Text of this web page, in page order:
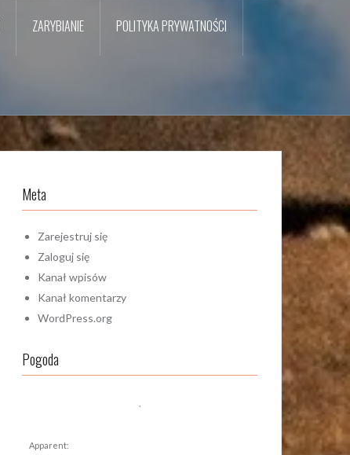
ZARYBIANIE POLITYKA PRYWATNOŚCI
Meta
Zarejestruj się
Zaloguj się
Kanał wpisów
Kanał komentarzy
WordPress.org
Pogoda
Apparent: